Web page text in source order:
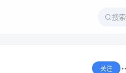
搜索
关注